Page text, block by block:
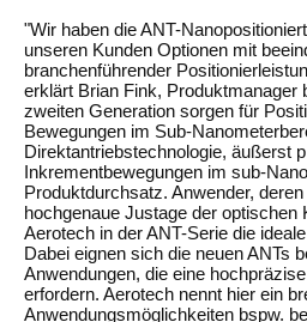
"Wir haben die ANT-
unseren Kunden Optionen mit
branchenführender
erklärt Brian Fink, Produktmanager
zweiten Generation sorgen für
Bewegungen im Sub-
Direktantriebstechnologie, äußerst
Inkrementbewegungen im sub-
Produktdurchsatz. Anwender,
hochgenaue Justage der optischen
Aerotech in der ANT-Serie die
Dabei eignen sich die neuen ANTs
Anwendungen, die eine
erfordern. Aerotech nennt hier ein
Anwendungsmöglichkeiten bspw.